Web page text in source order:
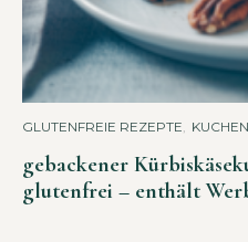
GLUTENFREIE REZEPTE KUCHEN
gebackener
glutenfrei – enthält